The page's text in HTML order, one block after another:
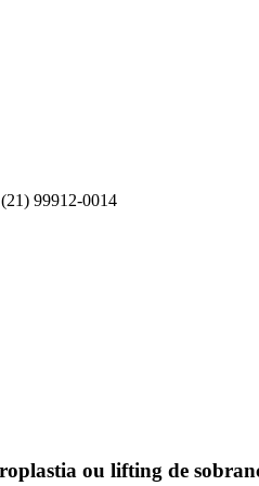
99912-0014
ou lifting de